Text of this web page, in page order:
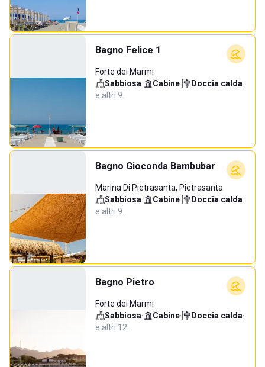
Bagno Felice 1
Forte dei Marmi
Sabbiosa· Cabine· Doccia calda·
e altri 9…
Bagno Gioconda Bambubar
Marina Di Pietrasanta, Pietrasanta
Sabbiosa· Cabine· Doccia calda·
e altri 9…
Bagno Pietro
Forte dei Marmi
Sabbiosa· Cabine· Doccia calda·
e altri 12…